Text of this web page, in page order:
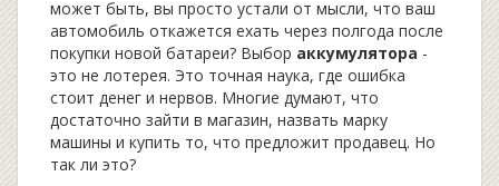
может быть, вы просто устали от мысли, что ваш
автомобиль откажется ехать через полгода после
покупки новой батареи? Выбор аккумулятора -
это не лотерея. Это точная наука, где ошибка
стоит денег и нервов. Многие думают, что
достаточно зайти в магазин, назвать марку
машины и купить то, что предложит продавец. Но
так ли это?